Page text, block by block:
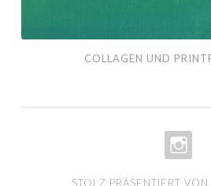
COLLAGEN UND
STOLZ PRÄSENTIERT